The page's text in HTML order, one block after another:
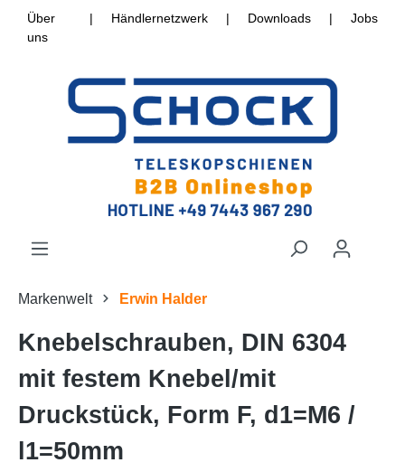
Über
uns
| Händlernetzwerk | Downloads | Jobs
Markenwelt Erwin Halder
Knebelschrauben, DIN 6304
mit festem Knebel/mit
Druckstück, Form F, d1=M6 /
l1=50mm